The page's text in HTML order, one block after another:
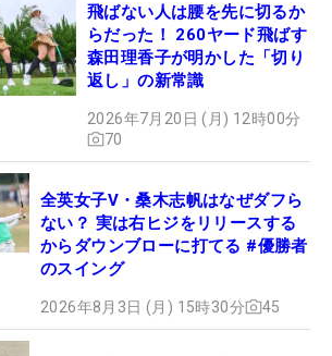
飛ばない人は腰を先に切るか
らだった！ 260ヤード飛ばす
森田理香子が明かした「切り
返し」の新常識
2026年7月20日 (月) 12時00分
70
全英女子V・桑木志帆はなぜダフら
ない？ 実は右ヒジをリリースする
からダウンブローに打てる #優勝者
のスイング
2026年8月3日 (月) 15時30分 45